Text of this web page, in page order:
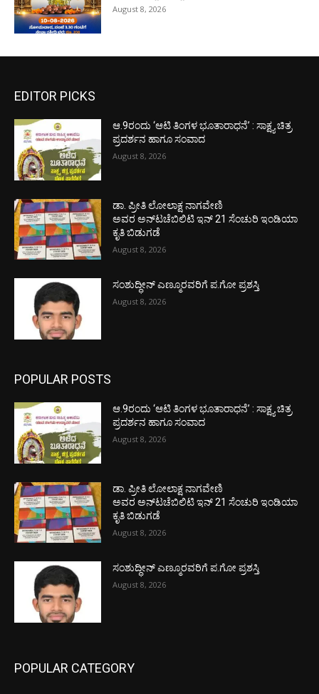
August 8, 2026
EDITOR PICKS
ಆ.9ರಂದು ‘ಆಟಿ ತಿಂಗಳ ಭೂತಾರಾಧನೆ’ : ಸಾಕ್ಷ್ಯ ಚಿತ್ರ
ಪ್ರದರ್ಶನ ಹಾಗೂ ಸಂವಾದ
August 8, 2026
ಡಾ. ಪ್ರೀತಿ ಲೋಲಾಕ್ಷ ನಾಗವೇಣಿ
ಅವರ ಅನ್‌ಟಚೆಬಿಲಿಟಿ ಇನ್ 21 ಸೆಂಚುರಿ ಇಂಡಿಯಾ
ಕೃತಿ ಬಿಡುಗಡೆ
August 8, 2026
ಸಂಶುದ್ಧೀನ್ ಎಣ್ಮೂರವರಿಗೆ ಪ.ಗೋ ಪ್ರಶಸ್ತಿ
August 8, 2026
POPULAR POSTS
ಆ.9ರಂದು ‘ಆಟಿ ತಿಂಗಳ ಭೂತಾರಾಧನೆ’ : ಸಾಕ್ಷ್ಯ ಚಿತ್ರ
ಪ್ರದರ್ಶನ ಹಾಗೂ ಸಂವಾದ
August 8, 2026
ಡಾ. ಪ್ರೀತಿ ಲೋಲಾಕ್ಷ ನಾಗವೇಣಿ
ಅವರ ಅನ್‌ಟಚೆಬಿಲಿಟಿ ಇನ್ 21 ಸೆಂಚುರಿ ಇಂಡಿಯಾ
ಕೃತಿ ಬಿಡುಗಡೆ
August 8, 2026
ಸಂಶುದ್ಧೀನ್ ಎಣ್ಮೂರವರಿಗೆ ಪ.ಗೋ ಪ್ರಶಸ್ತಿ
August 8, 2026
POPULAR CATEGORY